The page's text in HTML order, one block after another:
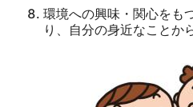
環境への興味・関心をも
り、自分の身近なことか